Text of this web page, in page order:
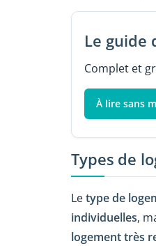
Le guide
Complet et
À lire sans
Types de
Letype de
individuelles,
logement très